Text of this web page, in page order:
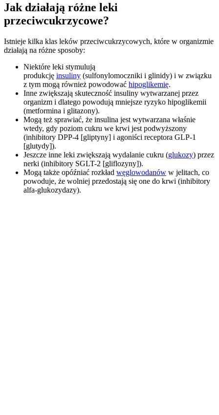
Jak działają różne leki
przeciwcukrzycowe?
Istnieje kilka klas leków przeciwcukrzycowych, które w organizmie
działają na różne sposoby:
Niektóre leki stymulują
produkcję insuliny (sulfonylomoczniki i glinidy) i w związku
z tym mogą również powodować hipoglikemię.
Inne zwiększają skuteczność insuliny wytwarzanej przez
organizm i dlatego powodują mniejsze ryzyko hipoglikemii
(metformina i glitazony).
Mogą też sprawiać, że insulina jest wytwarzana właśnie
wtedy, gdy poziom cukru we krwi jest podwyższony
(inhibitory DPP-4 [gliptyny] i agoniści receptora GLP-1
[glutydy]).
Jeszcze inne leki zwiększają wydalanie cukru (glukozy) przez
nerki (inhibitory SGLT-2 [gliflozyny]).
Mogą także opóźniać rozkład węglowodanów w jelitach, co
powoduje, że wolniej przedostają się one do krwi (inhibitory
alfa-glukozydazy).